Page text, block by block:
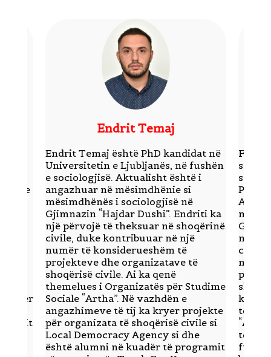
e
për
Endrit Temaj
Endrit Temaj është PhD kandidat në
Universitetin e Ljubljanës, në fushën
e sociologjisë. Aktualisht është i
angazhuar në mësimdhënie si
mësimdhënës i sociologjisë në
Gjimnazin “Hajdar Dushi”. Endriti ka
një përvojë të theksuar në shoqërinë
civile, duke kontribuuar në një
numër të konsiderueshëm të
projekteve dhe organizatave të
shoqërisë civile. Ai ka qenë
themelues i Organizatës për Studime
Sociale “Artha”. Në vazhdën e
angazhimeve të tij ka kryer projekte
për organizata të shoqërisë civile si
Local Democracy Agency si dhe
është alumni në kuadër të programit
Flaka
një
civile,
të
të saj